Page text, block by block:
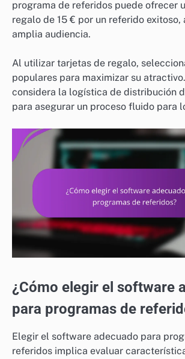
programa de referidos puede ofrecer
regalo de 15 € por un referido exitoso,
amplia audiencia.
Al utilizar tarjetas de regalo,
populares para maximizar su
considera la logística de distribución
para asegurar un proceso fluido para
¿Cómo elegir el software
para programas de
Elegir el software adecuado para
referidos implica evaluar